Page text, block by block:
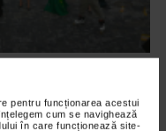
pentru funcționarea acestui
cum se navighează
în care funcționează site-
tine